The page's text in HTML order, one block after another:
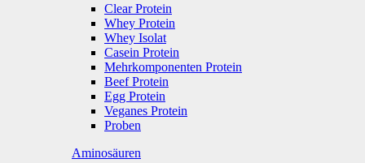
Clear Protein
Whey Protein
Whey Isolat
Casein Protein
Mehrkomponenten Protein
Beef Protein
Egg Protein
Veganes Protein
Proben
Aminosäuren